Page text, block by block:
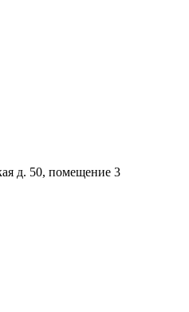
д. 50, помещение 3